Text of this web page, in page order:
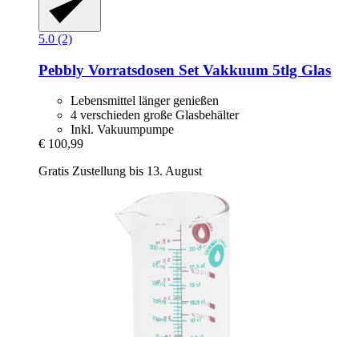
5.0 (2)
Pebbly Vorratsdosen Set Vakkuum 5tlg Glas
Lebensmittel länger genießen
4 verschieden große Glasbehälter
Inkl. Vakuumpumpe
€ 100,99
Gratis Zustellung bis 13. August